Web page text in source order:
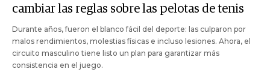
cambiar las reglas sobre las pelotas de tenis
Durante años, fueron el blanco fácil del deporte: las culparon por
malos rendimientos, molestias físicas e incluso lesiones. Ahora, el
circuito masculino tiene listo un plan para garantizar más
consistencia en el juego.